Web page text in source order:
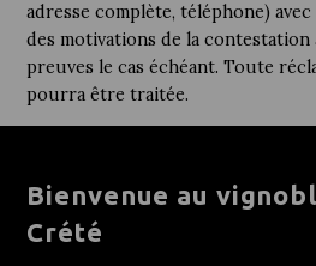
adresse complète, téléphone)
des motivations de la
preuves le cas échéant. Toute
pourra être traitée.
Bienvenue au
Crété